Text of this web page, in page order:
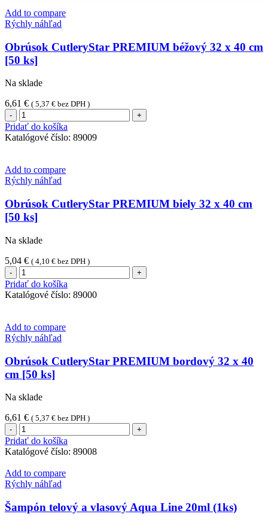
Add to compare
Rýchly náhľad
Obrúsok CutleryStar PREMIUM béžový 32 x 40 cm
[50 ks]
Na sklade
6,61 € ( 5,37 € bez DPH )
množstvo
Obrúsok
CutleryStar
PREMIUM
32
x
40
cm
[50
ks]
Pridať do košíka
Katalógové číslo: 89009
Add to compare
Rýchly náhľad
Obrúsok CutleryStar PREMIUM biely 32 x 40 cm
[50 ks]
Na sklade
5,04 € ( 4,10 € bez DPH )
množstvo
Obrúsok
CutleryStar
PREMIUM
32
x
40
cm
[50
ks]
Pridať do košíka
Katalógové číslo: 89000
Add to compare
Rýchly náhľad
Obrúsok CutleryStar PREMIUM bordový 32 x 40
cm [50 ks]
Na sklade
6,61 € ( 5,37 € bez DPH )
množstvo
Obrúsok
CutleryStar
PREMIUM
bordový
32
cm
Pridať do košíka
Katalógové číslo: 89008
Add to compare
Rýchly náhľad
Šampón telový a vlasový Aqua Line 20ml (1ks)